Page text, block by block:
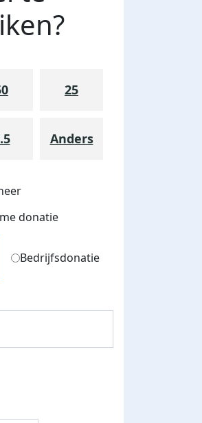
25
Anders
donatie
Bedrijfsdonatie